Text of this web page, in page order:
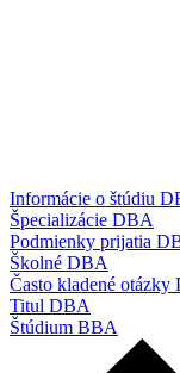
Informácie o štúdiu
Špecializácie DBA
Podmienky prijatia
Školné DBA
Často kladené otázky
Titul DBA
Štúdium BBA